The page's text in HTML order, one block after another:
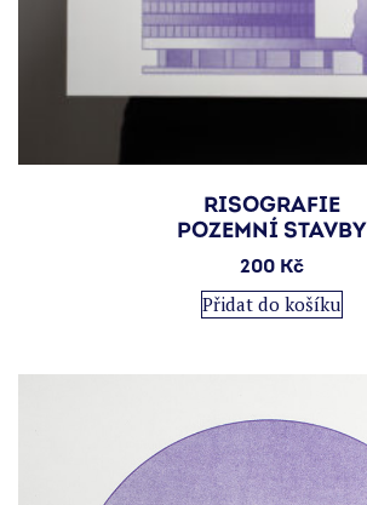
RISOGRAFIE
POZEMNÍ STAVBY
200 Kč
Přidat do košíku